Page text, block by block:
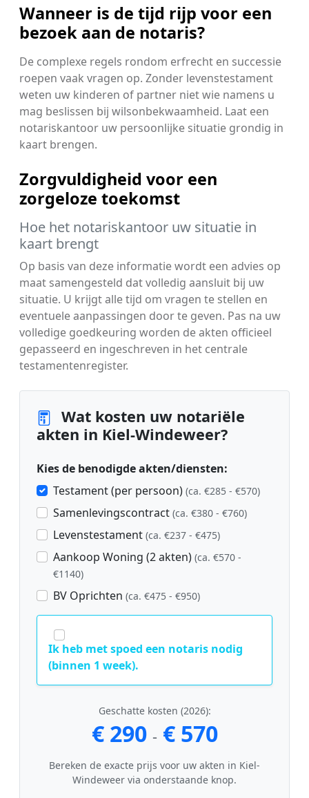
Wanneer is de tijd rijp voor een
bezoek aan de notaris?
De complexe regels rondom erfrecht en successie
roepen vaak vragen op. Zonder levenstestament
weten uw kinderen of partner niet wie namens u
mag beslissen bij wilsonbekwaamheid. Laat een
notariskantoor uw persoonlijke situatie grondig in
kaart brengen.
Zorgvuldigheid voor een
zorgeloze toekomst
Hoe het notariskantoor uw situatie in
kaart brengt
Op basis van deze informatie wordt een advies op
maat samengesteld dat volledig aansluit bij uw
situatie. U krijgt alle tijd om vragen te stellen en
eventuele aanpassingen door te geven. Pas na uw
volledige goedkeuring worden de akten officieel
gepasseerd en ingeschreven in het centrale
testamentenregister.
Wat kosten uw notariële
akten in Kiel-Windeweer?
Kies de benodigde akten/diensten:
Testament (per persoon) (ca. €285 - €570)
Samenlevingscontract (ca. €380 - €760)
Levenstestament (ca. €237 - €475)
Aankoop Woning (2 akten) (ca. €570 -
€1140)
BV Oprichten (ca. €475 - €950)
Ik heb met spoed een notaris nodig
(binnen 1 week).
Geschatte kosten (2026):
€ 290 - € 570
Bereken de exacte prijs voor uw akten in Kiel-
Windeweer via onderstaande knop.